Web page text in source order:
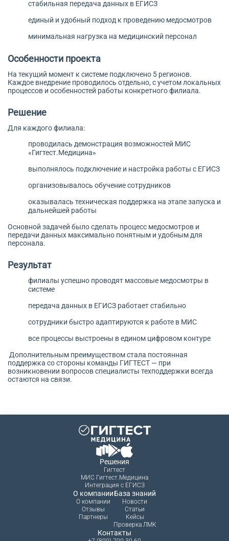
стабильная передача данных в ЕГИСЗ
единый и удобный подход к проведению медосмотров
минимальная нагрузка на медицинский персонал
Особенности проекта
На текущий момент к системе подключено 5 регионов.
Каждое внедрение проводилось отдельно, с учетом локальных
процессов и особенностей работы конкретного филиала.
Решение
Для каждого филиала:
проводилась демонстрация возможностей МИС
«Гигтест.Медицина»
выполнялось подключение и настройка работы с ЕГИСЗ
организовывалось обучение сотрудников
оказывалась техническая поддержка на этапе запуска и
дальнейшей работы
Основной задачей было сделать процесс медосмотров и
передачи данных максимально понятным и удобным для
персонала.
Результат
филиалы успешно проводят массовые медосмотры в
системе
передача данных в ЕГИСЗ работает стабильно
сотрудники быстро адаптируются к работе в МИС
все процессы выстроены в едином цифровом контуре
Дополнительным преимуществом стала постоянная
поддержка со стороны команды ГИГТЕСТ — при
возникновении вопросов специалисты техподдержки всегда
остаются на связи.
Решения
Гигтест
МИС Гигтест.Медицина
Интеграция с ЕГИСЗ
О компании
О компании
Отзывы
Партнеры
База знаний
Новости
Статьи
Кейсы
Проверка ЛМК
Контакты